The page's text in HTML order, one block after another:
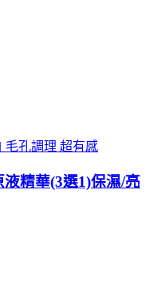
毛孔調理 超有感
精華(3選1)保濕/亮